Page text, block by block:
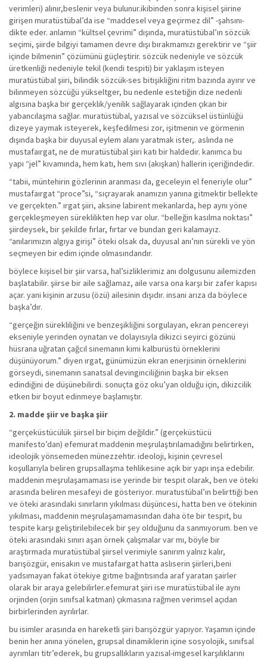
verimleri) alınır,beslenir veya bulunur.ikibinden sonra kişisel şiirine
girişen muratüstübal’da ise “maddesel veya geçirmez dil” -şahsını-
dikte eder. anlamın “kültsel çevrimi” dışında, muratüstübal’ın sözcük
seçimi, şiirde bilgiyi tamamen devre dışı bırakmamızı gerektirir ve “şiir
içinde bilmenin” çözümünü güçleştirir. sözcük nedeniyle ve sözcük
üretkenliği nedeniyle tekil (kendi tespiti) bir yaklaşım isteyen
muratüstübal şiiri, bilindik sözcük-ses bitişikliğini ritm bazında ayırır ve
bilinmeyen sözcüğü yükseltger, bu nedenle estetiğin dize nedenli
algısına başka bir gerçeklik/yenilik sağlayarak içinden çıkan bir
yabancılaşma sağlar. muratüstübal, yazısal ve sözcüksel üstünlüğü
dizeye yaymak isteyerek, keşfedilmesi zor, işitmenin ve görmenin
dışında başka bir duyusal eylem alanı yaratmak ister,. aslında ne
mustafaırgat, ne de muratüstübal şiiri katı bir haldedir. kanımca bu
yapı “jel” kıvamında, hem katı, hem sıvı (akışkan) hallerin içeriğindedir.
“tabii, müntehirin gözlerinin aranması da, geceleyin el feneriyle olur”
mustafaırgat “proce”si, “sıçrayarak anamızın yanına gitmektir bellekte
ve gerçekten.” ırgat şiiri, aksine labirent mekanlarda, hep aynı yöne
gerçekleşmeyen süreklilikten hep var olur. “belleğin kasılma noktası”
şiirdeysek, bir şekilde fırlar, fırtar ve bundan geri kalamayız.
“anılarımızın algıya girişi” öteki olsak da, duyusal anı’nın sürekli ve yön
seçmeyen bir edim içinde olmasındandır.
böylece kişisel bir şiir varsa, hal’sizliklerimiz anı dolgusunu ailemizden
başlatabilir. şiirse bir aile sağlamaz, aile varsa ona karşı bir zafer kapısı
açar. yani kişinin arzusu (özü) ailesinin dışıdır. insani arıza da böylece
başka’dır.
“gerçeğin sürekliliğini ve benzeşikliğini sorgulayan, ekran pencereyi
ekseniyle yerinden oynatan ve dolayısıyla dikizci seyirci gözünü
hüsrana uğratan çağcıl sinemanın kimi kalburüstü örneklerini
düşünüyorum.” diyen ırgat, günümüzün ekran enerjisinin örneklerini
görseydi, sinemanın sanatsal devinginciliğinin başka bir eksen
edindiğini de düşünebilirdi. sonuçta göz oku’yan olduğu için, dikizcilik
etken bir boyut edinmeye başlamıştır.
2. madde şiir ve başka şiir
“gerçeküstücülük şiirsel bir biçim değildir.” (gerçeküstücü
manifesto’dan) efemurat maddenin meşrulaştırılamadığını belirtirken,
ideolojik yönsemeden münezzehtir. ideoloji, kişinin çevresel
koşullarıyla beliren grupsallaşma tehlikesine açık bir yapı inşa edebilir.
maddenin meşrulaşamaması ise yerinde bir tespit olarak, ben ve öteki
arasında beliren mesafeyi de gösteriyor. muratustübal’ın belirttiği ben
ve öteki arasındaki sınırların yıkılması düşüncesi, hatta ben ve ötekinin
yıkılması, maddenin meşrulaşamamasından daha öte bir tespit, bu
tespite karşı geliştirilebilecek bir şey olduğunu da sanmıyorum. ben ve
öteki arasındaki sınırı aşan örnek çalışmalar var mı, böyle bir
araştırmada muratüstübal şiirsel verimiyle sanırım yalnız kalır,
barışözgür, enisakın ve mustafaırgat hatta aslıserin şiirleri,beni
yadsımayan fakat ötekiye gitme bağıntısında araf yaratan şairler
olarak bir araya gelebilirler.efemurat şiiri ise muratüstübal ile aynı
orjinden (orjin sınıfsal katman) çıkmasına rağmen verimsel açıdan
birbirlerinden ayrılırlar.
bu isimler arasında en hareketli şiiri barışözgür yapıyor. Yaşamın içinde
benin her anına yönelen, grupsal dinamiklerin içine sosyolojik, sınıfsal
ayrımları titr’ederek, bu grupsallıkların yazısal-imgesel karşılıklarını